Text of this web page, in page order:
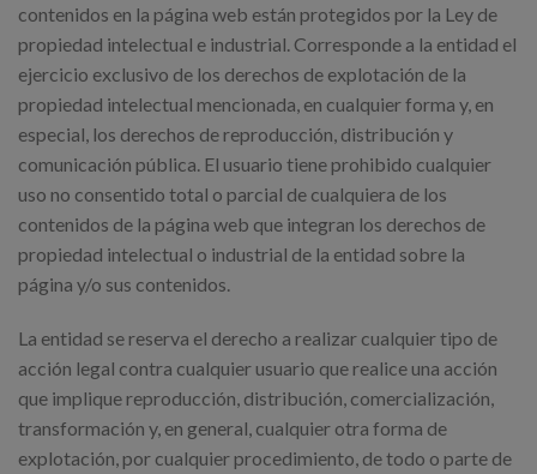
contenidos en la página web están protegidos por la Ley de
propiedad intelectual e industrial. Corresponde a la entidad el
ejercicio exclusivo de los derechos de explotación de la
propiedad intelectual mencionada, en cualquier forma y, en
especial, los derechos de reproducción, distribución y
comunicación pública. El usuario tiene prohibido cualquier
uso no consentido total o parcial de cualquiera de los
contenidos de la página web que integran los derechos de
propiedad intelectual o industrial de la entidad sobre la
página y/o sus contenidos.
La entidad se reserva el derecho a realizar cualquier tipo de
acción legal contra cualquier usuario que realice una acción
que implique reproducción, distribución, comercialización,
transformación y, en general, cualquier otra forma de
explotación, por cualquier procedimiento, de todo o parte de